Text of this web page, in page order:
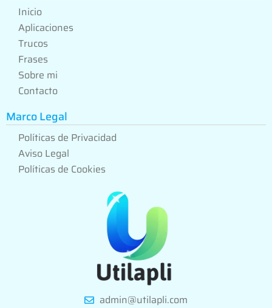
admin@utilapli.com
Inicio
Aplicaciones
Trucos
Frases
Sobre mi
Contacto
Marco Legal
Políticas de Privacidad
Aviso Legal
Políticas de Cookies